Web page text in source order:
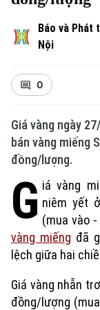
Báo và Phát
Nội
0
Giá vàng ngày
bán vàng miếng
đồng/lượng.
G iá vàng
niêm yết
(mua vào
vàng miếng đã
lệch giữa hai
Giá vàng nhẫn
đồng/lượng